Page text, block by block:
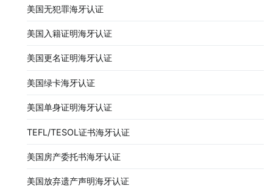
美国无犯罪海牙认证
美国入籍证明海牙认证
美国更名证明海牙认证
美国绿卡海牙认证
美国单身证明海牙认证
TEFL/TESOL证书海牙认证
美国房产委托书海牙认证
美国放弃遗产声明海牙认证